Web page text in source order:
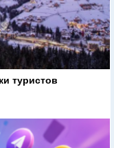
туристов